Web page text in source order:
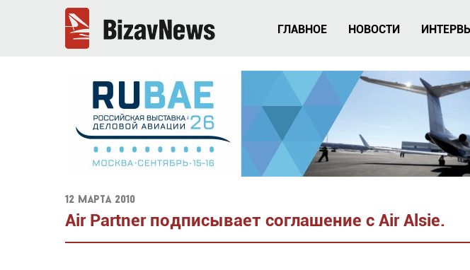
ГЛАВНОЕ НОВОСТИ
12 марта 2010
Air Partner подписывает соглашение с Air Alsie.